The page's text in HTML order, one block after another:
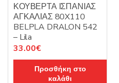
ΚΟΥΒΕΡΤΑ ΙΣΠΑΝΙΑΣ
ΑΓΚΑΛΙΑΣ 80X110
BELPLA DRALON 542
– Lila
33.00€
Προσθήκη στο
καλάθι